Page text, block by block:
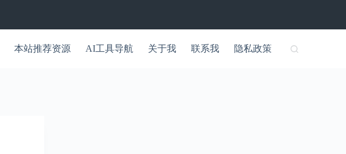
本站推荐资源 AI工具导航 关于我 联系我 隐私政策